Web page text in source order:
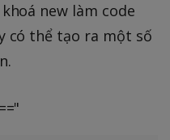
new làm code
có thể tạo ra một số